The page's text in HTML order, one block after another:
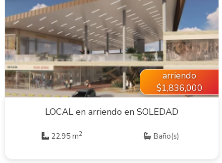
VER INMUEBLE
arriendo
$1,836,000
LOCAL en arriendo en SOLEDAD
22.95 m2 Baño(s)